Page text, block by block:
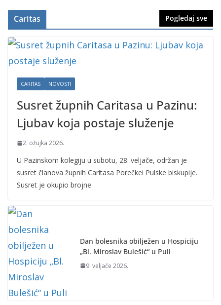
Caritas Pogledaj sve
CARITAS NOVOSTI
Susret župnih Caritasa u Pazinu:
Ljubav koja postaje služenje
2. ožujka 2026.
U Pazinskom kolegiju u subotu, 28. veljače, održan je
susret članova župnih Caritasa Porečkei Pulske biskupije.
Susret je okupio brojne
Dan bolesnika obilježen u Hospiciju
„Bl. Miroslav Bulešić“ u Puli
9. veljače 2026.